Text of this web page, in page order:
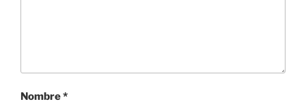
Nombre*